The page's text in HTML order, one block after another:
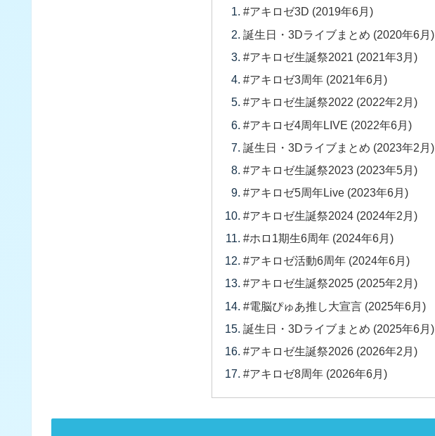
#アキロゼ3D (2019年6月)
誕生日・3Dライブまとめ (2020年6月)
#アキロゼ生誕祭2021 (2021年3月)
#アキロゼ3周年 (2021年6月)
#アキロゼ生誕祭2022 (2022年2月)
#アキロゼ4周年LIVE (2022年6月)
誕生日・3Dライブまとめ (2023年2月)
#アキロゼ生誕祭2023 (2023年5月)
#アキロゼ5周年Live (2023年6月)
#アキロゼ生誕祭2024 (2024年2月)
#ホロ1期生6周年 (2024年6月)
#アキロゼ活動6周年 (2024年6月)
#アキロゼ生誕祭2025 (2025年2月)
#電脳ぴゅあ推し大宣言 (2025年6月)
誕生日・3Dライブまとめ (2025年6月)
#アキロゼ生誕祭2026 (2026年2月)
#アキロゼ8周年 (2026年6月)